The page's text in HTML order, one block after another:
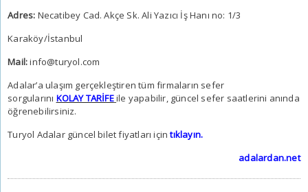
Adres: Necatibey Cad. Akçe Sk. Ali Yazıcı İş Hanı no: 1/3
Karaköy/İstanbul
Mail:info@turyol.com
Adalar’a ulaşım gerçekleştiren tüm firmaların sefer
sorgularını KOLAY TARİFEile yapabilir, güncel sefer saatlerini anında
öğrenebilirsiniz.
Turyol Adalar güncel bilet fiyatları içintıklayın.
adalardan.net